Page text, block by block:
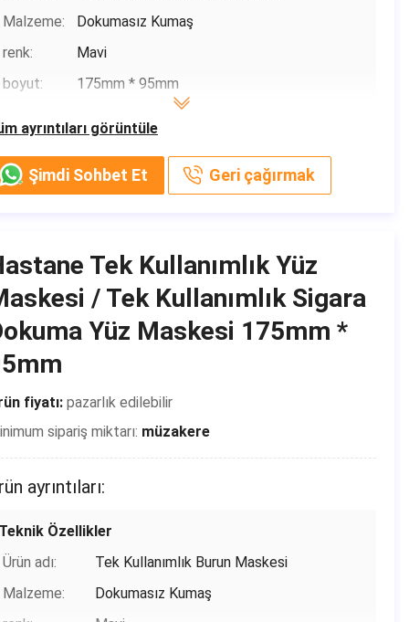
ayrıntıları görüntüle
Malzeme:
Dokumasız Kumaş
renk:
Mavi
boyut:
175mm * 95mm
Marka adı:
Shanghai Shark Medical Supplies
Sertifika:
CE,FDA,TEST REPORT
Model numarası: Koruyucu Maske
Ambalaj bilgileri:
Her parça ayrı ayrı bir plastik torba
içinde paketlenmiştir
Teslim süresi:
Ödeme koşulları:
Yetenek temini:
500.000
Şimdi Sohbet Et Geri çağırmak
Tek Kullanımlık Yüz
/ Tek Kullanımlık Sigara
Yüz Maskesi 175mm *
fiyatı: pazarlık edilebilir
sipariş miktarı: müzakere
ayrıntıları:
Teknik Özellikler
Ürün adı:
Tek Kullanımlık Burun Maskesi
Malzeme:
Dokumasız Kumaş